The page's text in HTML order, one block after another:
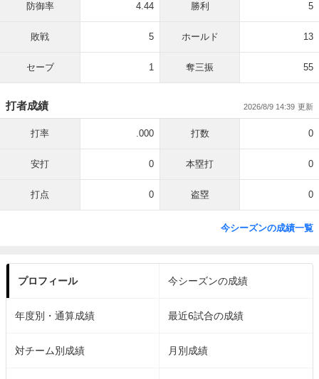
防御率 4.44 勝利 5
敗戦 5 ホールド 13
セーブ 1 奪三振 55
打者成績 2026/8/9 14:39
打率 .000 打数 0
安打 0 本塁打 0
打点 0 盗塁 0
今シーズンの成績一覧
プロフィール 今シーズンの成績
年度別・通算成績 最近6試合の成績
対チーム別成績 月別成績